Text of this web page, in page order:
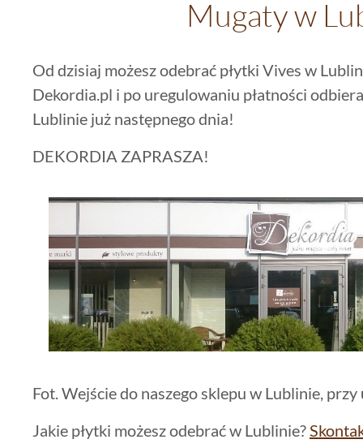
Mugaty w
Od dzisiaj możesz odebrać płytki Vives w
Dekordia.pl i po uregulowaniu płatności
Lublinie już następnego dnia!
DEKORDIA ZAPRASZA!
Fot. Wejście do naszego sklepu w Lublinie,
Jakie płytki możesz odebrać w Lublinie?